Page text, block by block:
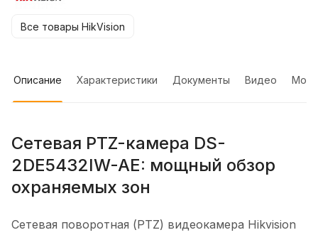
Все товары HikVision
Описание Характеристики Документы Видео
Сетевая PTZ-камера DS-
2DE5432IW-AE: мощный обзор
охраняемых зон
Сетевая поворотная (PTZ) видеокамера Hikvision